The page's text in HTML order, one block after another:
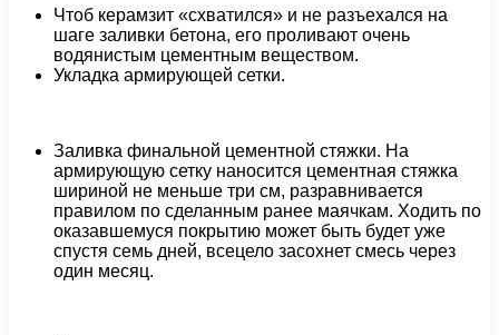
Чтоб керамзит «схватился» и не разъехался на
шаге заливки бетона, его проливают очень
водянистым цементным веществом.
Укладка армирующей сетки.
Заливка финальной цементной стяжки. На
армирующую сетку наносится цементная стяжка
шириной не меньше три см, разравнивается
правилом по сделанным ранее маячкам. Ходить по
оказавшемуся покрытию может быть будет уже
спустя семь дней, всецело засохнет смесь через
один месяц.